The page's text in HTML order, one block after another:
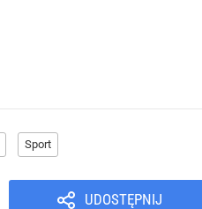
Sport
UDOSTĘPNIJ